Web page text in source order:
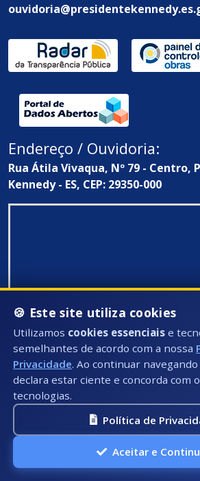
Endereço / Ouvidoria:
Rua Átila Vivaqua, Nº 79 - Centro,
Kennedy - ES, CEP: 29350-000
Todos Direitos
A.P.I Soluções
🍪 Este site utiliza cookies
Utilizamos cookies essenciais e
semelhantes de acordo com a nossa
Privacidade. Ao continuar
declara estar ciente e concorda com
tecnologias.
Política de
Aceitar e